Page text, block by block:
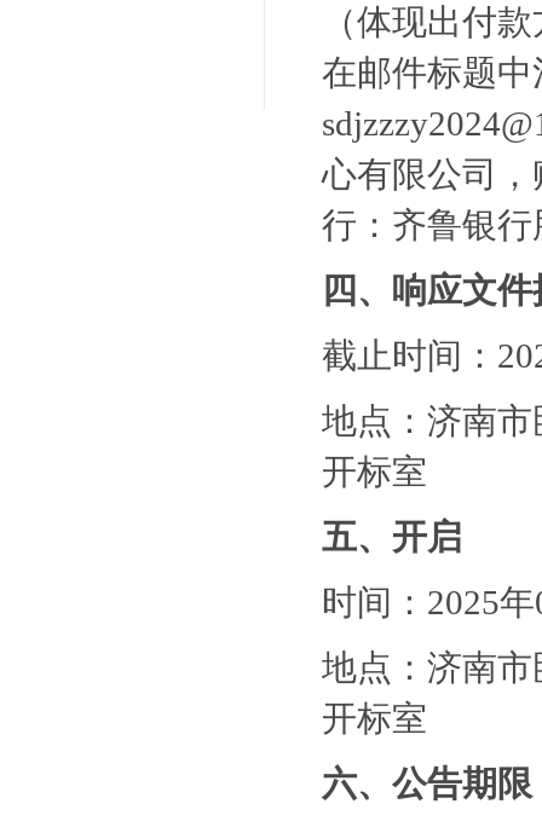
（体现出付
在邮件标题
心有限公司，
行：齐鲁银
四、响应文
截止时间：
地点：济南市
开标室
五、开启
时间： 2025
地点：济南市
开标室
六、公告期限